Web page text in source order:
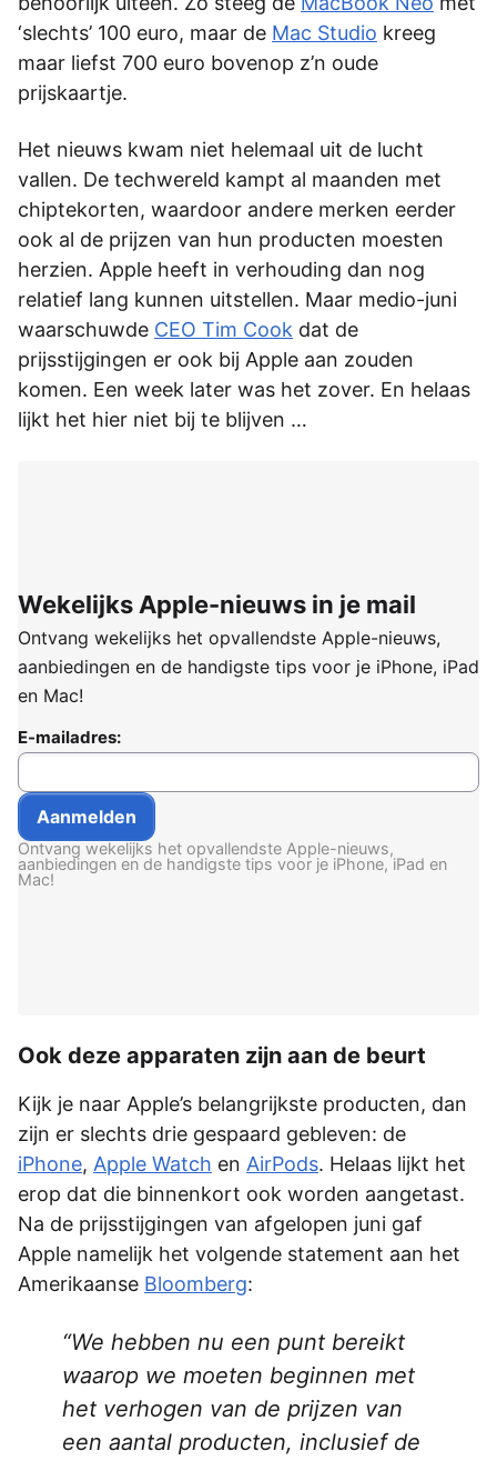
‘slechts’ 100 euro, maar de Mac Studio kreeg
maar liefst 700 euro bovenop z’n oude
prijskaartje.
Het nieuws kwam niet helemaal uit de lucht
vallen. De techwereld kampt al maanden met
chiptekorten, waardoor andere merken eerder
ook al de prijzen van hun producten moesten
herzien. Apple heeft in verhouding dan nog
relatief lang kunnen uitstellen. Maar medio-juni
waarschuwde CEO Tim Cook dat de
prijsstijgingen er ook bij Apple aan zouden
komen. Een week later was het zover. En helaas
lijkt het hier niet bij te blijven …
Wekelijks Apple-nieuws in je mail
Ontvang wekelijks het opvallendste Apple-nieuws,
aanbiedingen en de handigste tips voor je iPhone, iPad
en Mac!
E-mailadres:
Ontvang wekelijks het opvallendste Apple-nieuws,
aanbiedingen en de handigste tips voor je iPhone, iPad en
Mac!
Ook deze apparaten zijn aan de beurt
Kijk je naar Apple’s belangrijkste producten, dan
zijn er slechts drie gespaard gebleven: de
iPhone, Apple Watch en AirPods. Helaas lijkt het
erop dat die binnenkort ook worden aangetast.
Na de prijsstijgingen van afgelopen juni gaf
Apple namelijk het volgende statement aan het
Amerikaanse Bloomberg:
We hebben nu een punt bereikt
waarop we moeten beginnen met
het verhogen van de prijzen van
een aantal producten, inclusief de